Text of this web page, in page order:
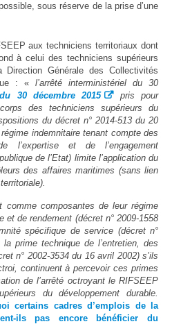
▼
sous réserve de la prise d’une
aux techniciens territoriaux dont
à celui des techniciens supérieurs
Direction Générale des Collectivités
: « l’arrêté interministériel du 30
30 décembre 2015
pris pour
des techniciens supérieurs du
du décret n° 2014-513 du 20
indemnitaire tenant compte des
l’expertise et de l’engagement
de l’Etat) limite l’application du
des affaires maritimes (sans lien
comme composantes de leur régime
et de rendement (décret n° 2009-1558
spécifique de service (décret n°
prime technique de l’entretien, des
n° 2002-3534 du 16 avril 2002) s’ils
continuent à percevoir ces primes
de l’arrêté octroyant le RIFSEEP
du développement durable.
certains cadres d’emplois de la
ils pas encore bénéficier du